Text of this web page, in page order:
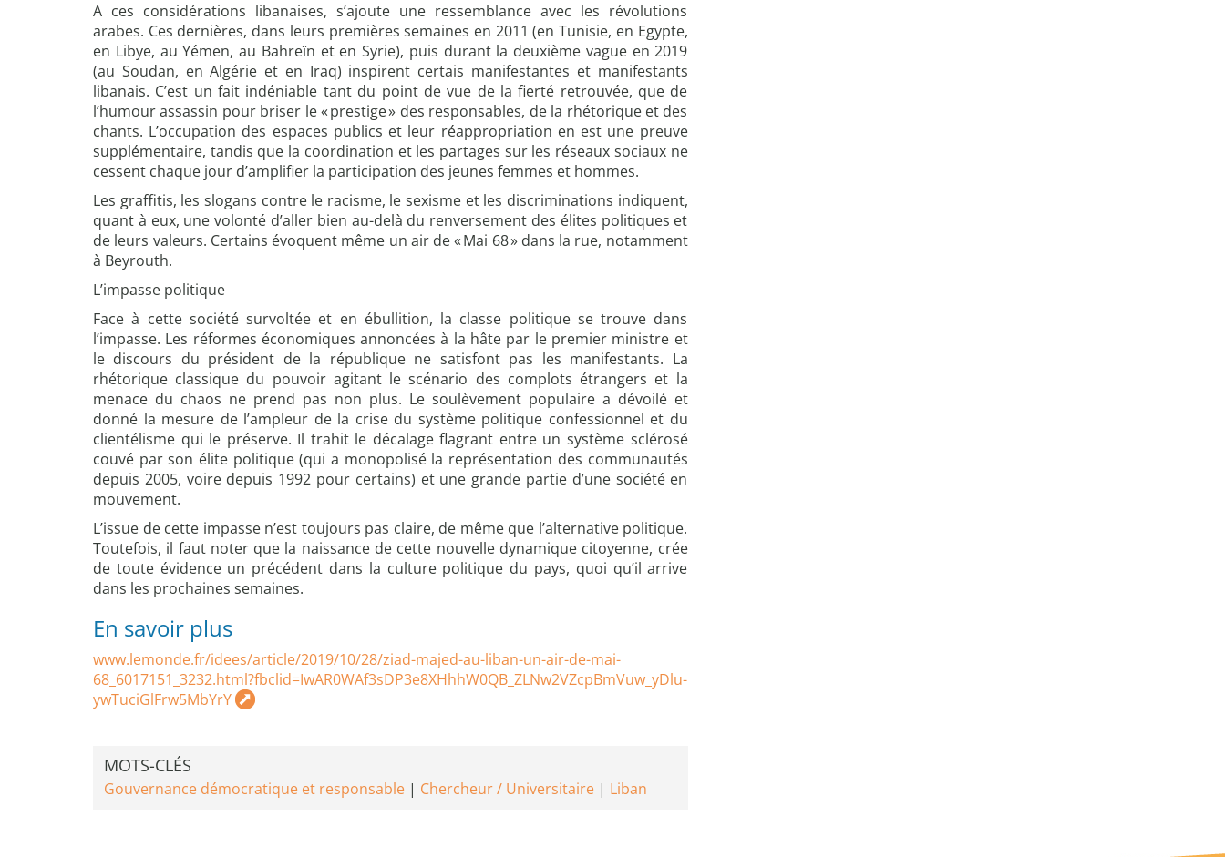
A ces considérations libanaises, s’ajoute une ressemblance avec les révolutions
arabes. Ces dernières, dans leurs premières semaines en 2011 (en Tunisie, en Egypte,
en Libye, au Yémen, au Bahreïn et en Syrie), puis durant la deuxième vague en 2019
(au Soudan, en Algérie et en Iraq) inspirent certais manifestantes et manifestants
libanais. C’est un fait indéniable tant du point de vue de la fierté retrouvée, que de
l’humour assassin pour briser le « prestige » des responsables, de la rhétorique et des
chants. L’occupation des espaces publics et leur réappropriation en est une preuve
supplémentaire, tandis que la coordination et les partages sur les réseaux sociaux ne
cessent chaque jour d’amplifier la participation des jeunes femmes et hommes.
Les graffitis, les slogans contre le racisme, le sexisme et les discriminations indiquent,
quant à eux, une volonté d’aller bien au-delà du renversement des élites politiques et
de leurs valeurs. Certains évoquent même un air de « Mai 68 » dans la rue, notamment
à Beyrouth.
L’impasse politique
Face à cette société survoltée et en ébullition, la classe politique se trouve dans
l’impasse. Les réformes économiques annoncées à la hâte par le premier ministre et
le discours du président de la république ne satisfont pas les manifestants. La
rhétorique classique du pouvoir agitant le scénario des complots étrangers et la
menace du chaos ne prend pas non plus. Le soulèvement populaire a dévoilé et
donné la mesure de l’ampleur de la crise du système politique confessionnel et du
clientélisme qui le préserve. Il trahit le décalage flagrant entre un système sclérosé
couvé par son élite politique (qui a monopolisé la représentation des communautés
depuis 2005, voire depuis 1992 pour certains) et une grande partie d’une société en
mouvement.
L’issue de cette impasse n’est toujours pas claire, de même que l’alternative politique.
Toutefois, il faut noter que la naissance de cette nouvelle dynamique citoyenne, crée
de toute évidence un précédent dans la culture politique du pays, quoi qu’il arrive
dans les prochaines semaines.
En savoir plus
www.lemonde.fr/idees/article/2019/10/28/ziad-majed-au-liban-un-air-de-mai-
68_6017151_3232.html?fbclid=IwAR0WAf3sDP3e8XHhhW0QB_ZLNw2VZcpBmVuw_yDlu-
ywTuciGlFrw5MbYrY
MOTS-CLÉS
Gouvernance démocratique et responsable Chercheur / Universitaire Liban